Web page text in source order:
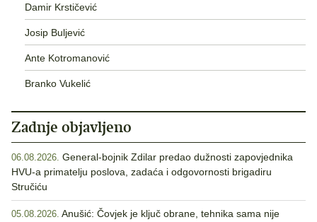
Damir Krstičević
Josip Buljević
Ante Kotromanović
Branko Vukelić
Zadnje objavljeno
06.08.2026. General-bojnik Zdilar predao dužnosti zapovjednika
HVU-a primatelju poslova, zadaća i odgovornosti brigadiru
Stručiću
05.08.2026. Anušić: Čovjek je ključ obrane, tehnika sama nije